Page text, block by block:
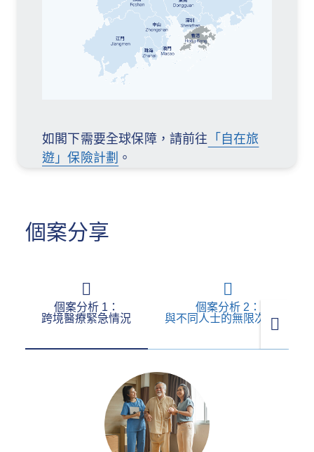
如閣下需要全球保障，請前往 「自在旅
遊」保險計劃 。
個案分享
個案分析 1：
跨境醫療緊急情況
個案分析 2：
與不同人士的無限次旅行